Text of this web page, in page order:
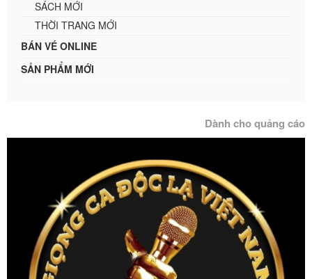
SÁCH MỚI
THỜI TRANG MỚI
BÁN VÉ ONLINE
SẢN PHẨM MỚI
Dành cho quảng cáo